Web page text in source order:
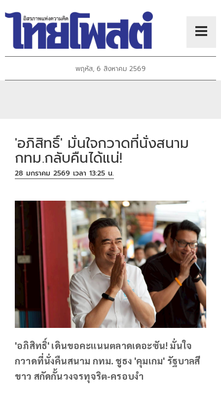
พฤหัส, 6 สิงหาคม 2569
'อภิสิทธิ์' มั่นใจกวาดที่นั่งสนาม
กทม.กลับคืนได้แน่!
28 มกราคม 2569 เวลา 13:25 น.
'อภิสิทธิ์' เดินขอคะแนนตลาดเดอะซัน! มั่นใจ
กวาดที่นั่งคืนสนาม กทม. ชูธง 'คุมเกม' รัฐบาลสี
ขาว สกัดกั้นวงจรทุจริต-ครอบงำ